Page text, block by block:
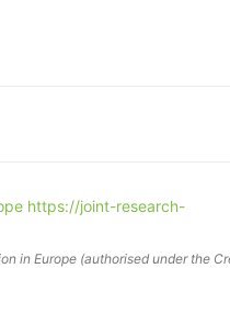
SMART CITY TERMINOLOGIE
in Europe (authorised under the